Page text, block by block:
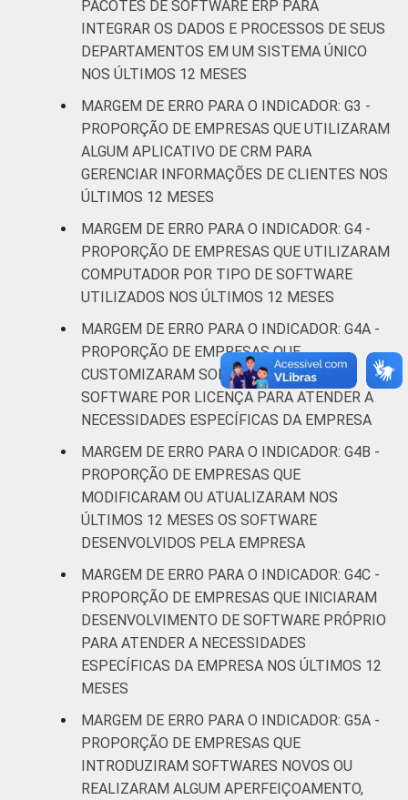
Atividades
profissionais,
científicas e
Atividades
administrativas
e serviços
complentares
Informação e
Comunicação
4,5 4,5
Artes, cultura,
recreação;
Outras
atividades de
serviços
4,0
* Base: 7010 empresas que declararam usar
computador, com 10 ou mais pessoas
ocupadas, que constituem os seguintes
segmentos da CNAE 2.0 (C, F, G, H, I, J, L, M,
N, R e S). Estimativa: 486345 empresas.
março de 2015.
Fonte: NIC.br - set 2014 / mar 2015
PACOTES DE SOFTWARE ERP PARA
INTEGRAR OS DADOS E PROCESSOS DE SEUS
DEPARTAMENTOS EM UM SISTEMA ÚNICO
NOS ÚLTIMOS 12 MESES
MARGEM DE ERRO PARA O INDICADOR: G3 -
PROPORÇÃO DE EMPRESAS QUE UTILIZARAM
ALGUM APLICATIVO DE CRM PARA
GERENCIAR INFORMAÇÕES DE CLIENTES NOS
ÚLTIMOS 12 MESES
MARGEM DE ERRO PARA O INDICADOR: G4 -
PROPORÇÃO DE EMPRESAS QUE UTILIZARAM
COMPUTADOR POR TIPO DE SOFTWARE
UTILIZADOS NOS ÚLTIMOS 12 MESES
MARGEM DE ERRO PARA O INDICADOR: G4A -
PROPORÇÃO DE EMPRESAS QUE
CUSTOMIZARAM SOFTWARE LIVRE OU
SOFTWARE POR LICENÇA PARA ATENDER A
NECESSIDADES ESPECÍFICAS DA EMPRESA
MARGEM DE ERRO PARA O INDICADOR: G4B -
PROPORÇÃO DE EMPRESAS QUE
MODIFICARAM OU ATUALIZARAM NOS
ÚLTIMOS 12 MESES OS SOFTWARE
DESENVOLVIDOS PELA EMPRESA
MARGEM DE ERRO PARA O INDICADOR: G4C -
PROPORÇÃO DE EMPRESAS QUE INICIARAM
DESENVOLVIMENTO DE SOFTWARE PRÓPRIO
PARA ATENDER A NECESSIDADES
ESPECÍFICAS DA EMPRESA NOS ÚLTIMOS 12
MESES
MARGEM DE ERRO PARA O INDICADOR: G5A -
PROPORÇÃO DE EMPRESAS QUE
INTRODUZIRAM SOFTWARES NOVOS OU
REALIZARAM ALGUM APERFEIÇOAMENTO,